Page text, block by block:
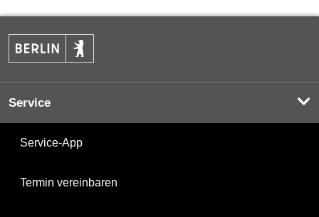
Service
Service-App
Termin vereinbaren